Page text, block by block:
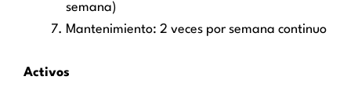
semana)
Mantenimiento: 2 veces por semana continuo
Activos